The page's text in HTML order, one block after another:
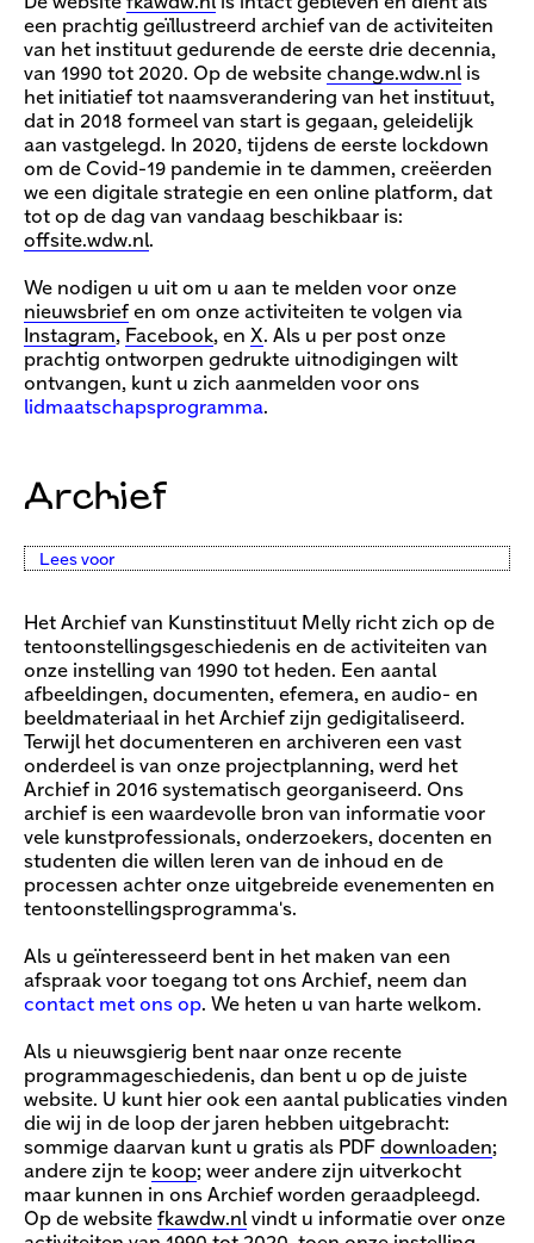
een prachtig geïllustreerd archief van de activiteiten
van het instituut gedurende de eerste drie decennia,
van 1990 tot 2020. Op de website change.wdw.nl is
het initiatief tot naamsverandering van het instituut,
dat in 2018 formeel van start is gegaan, geleidelijk
aan vastgelegd. In 2020, tijdens de eerste lockdown
om de Covid-19 pandemie in te dammen, creëerden
we een digitale strategie en een online platform, dat
tot op de dag van vandaag beschikbaar is:
offsite.wdw.nl.
We nodigen u uit om u aan te melden voor onze
nieuwsbrief en om onze activiteiten te volgen via
Instagram, Facebook, en X. Als u per post onze
prachtig ontworpen gedrukte uitnodigingen wilt
ontvangen, kunt u zich aanmelden voor ons
lidmaatschapsprogramma.
Archief
Lees voor
Het Archief van Kunstinstituut Melly richt zich op de
tentoonstellingsgeschiedenis en de activiteiten van
onze instelling van 1990 tot heden. Een aantal
afbeeldingen, documenten, efemera, en audio- en
beeldmateriaal in het Archief zijn gedigitaliseerd.
Terwijl het documenteren en archiveren een vast
onderdeel is van onze projectplanning, werd het
Archief in 2016 systematisch georganiseerd. Ons
archief is een waardevolle bron van informatie voor
vele kunstprofessionals, onderzoekers, docenten en
studenten die willen leren van de inhoud en de
processen achter onze uitgebreide evenementen en
tentoonstellingsprogramma's.
Als u geïnteresseerd bent in het maken van een
afspraak voor toegang tot ons Archief, neem dan
contact met ons op. We heten u van harte welkom.
Als u nieuwsgierig bent naar onze recente
programmageschiedenis, dan bent u op de juiste
website. U kunt hier ook een aantal publicaties vinden
die wij in de loop der jaren hebben uitgebracht:
sommige daarvan kunt u gratis als PDF downloaden;
andere zijn te koop; weer andere zijn uitverkocht
maar kunnen in ons Archief worden geraadpleegd.
Op de website fkawdw.nl vindt u informatie over onze